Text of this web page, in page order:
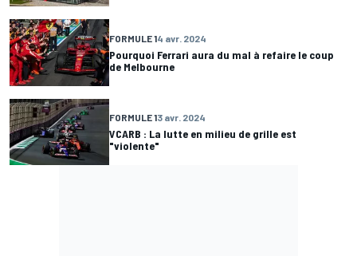
FORMULE 14 avr. 2024
Pourquoi Ferrari aura du mal à refaire le coup
de Melbourne
FORMULE 13 avr. 2024
VCARB : La lutte en milieu de grille est
"violente"